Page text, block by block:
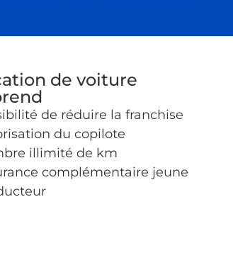
de voiture
de réduire la franchise
du copilote
illimité de km
complémentaire jeune